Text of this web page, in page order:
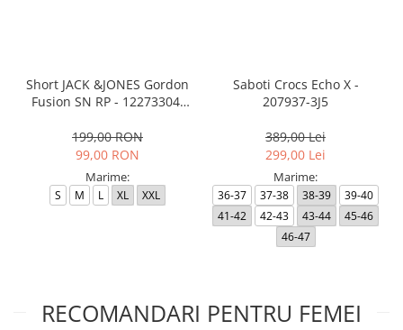
Short JACK &JONES Gordon
Fusion SN RP - 12273304-
199,00 RON
99,00 RON
Marime:
S M L XL XXL
Saboti Crocs Echo X -
207937-3J5
389,00 Lei
299,00 Lei
Marime:
36-37 37-38 38-39
39-40
41-42
42-43 43-44
45-46
46-47
RECOMANDARI PENTRU FEMEI